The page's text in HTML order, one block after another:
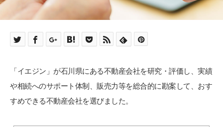
「イエジン」が石川県にある不動産会社を研究・評価し、実績
や相続へのサポート体制、販売力等を総合的に勘案して、おす
すめできる不動産会社を選びました。